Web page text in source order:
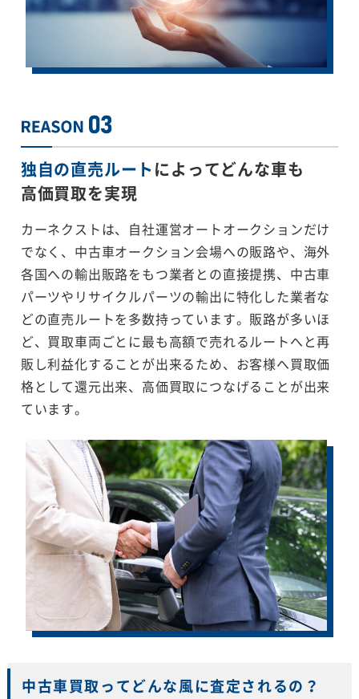
独自の直売ルートによってどんな車も
高価買取を実現
カーネクストは、自社運営オートオークションだけ
でなく、中古車オークション会場への販路や、海外
各国への輸出販路をもつ業者との直接提携、中古車
パーツやリサイクルパーツの輸出に特化した業者な
どの直売ルートを多数持っています。販路が多いほ
ど、買取車両ごとに最も高額で売れるルートへと再
販し利益化することが出来るため、お客様へ買取価
格として還元出来、高価買取につなげることが出来
ています。
中古車買取ってどんな風に査定されるの？